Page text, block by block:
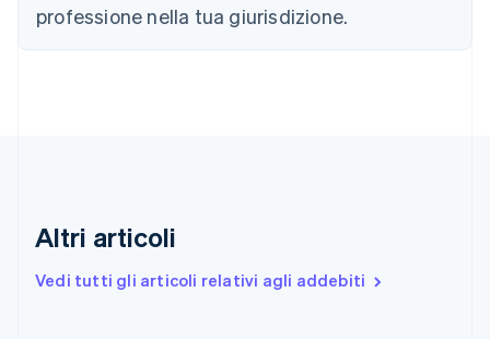
professione nella tua giurisdizione.
Altri articoli
Vedi tutti gli articoli relativi agli addebiti
Croazia
Danimarca
Francia
Germania